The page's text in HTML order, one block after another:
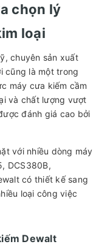
chọn lý
loại
chuyên sản xuất
cũng là một trong
máy cưa kiếm cầm
và chất lượng vượt
đánh giá cao bởi
với nhiều dòng máy
DCS380B,
có thiết kế sang
loại công việc
Dewalt